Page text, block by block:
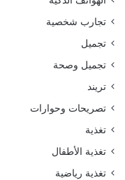
تجارب شخصية
تجميل
تجميل وصحة
تريند
تصريحات وحوارات
تغذية
تغذية الأطفال
تغذية رياضية